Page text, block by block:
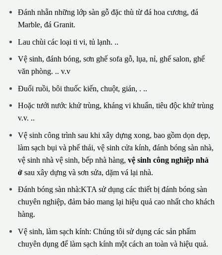
Đánh nhẵn những lớp sàn gỗ đặc thù từ đá hoa cương, đá
Marble, đá Granit.
Lau chùi các loại ti vi, tủ lạnh. ..
Vệ sinh, đánh bóng, sơn ghế sofa gỗ, lụa, nỉ, ghế salon, ghế
văn phòng. .. v.v
Đuổi ruồi, bôi thuốc kiến, chuột, gián, . ..
Hoặc tưới nước khử trùng, kháng vi khuẩn, tiêu độc khử trùng
v.v. ..
Vệ sinh công trình sau khi xây dựng xong, bao gồm dọn dẹp,
làm sạch bụi và phế thải, vệ sinh cửa kính, đánh bóng sàn nhà,
vệ sinh nhà vệ sinh, bếp nhà hàng, vệ sinh công nghiệp nhà
ởsau xây dựng và sơn sửa, dặm vá lại nhà.
Đánh bóng sàn nhà:KTA sử dụng các thiết bị đánh bóng sàn
chuyên nghiệp, đảm bảo mang lại hiệu quả cao nhất cho khách
hàng.
Vệ sinh, làm sạch kính: Chúng tôi sử dụng các sản phẩm
chuyên dụng để làm sạch kính một cách an toàn và hiệu quả.